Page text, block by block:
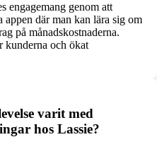
engagemang genom att
där man kan lära sig om
på månadskostnaderna.
kunderna och ökat
varit med
hos Lassie?